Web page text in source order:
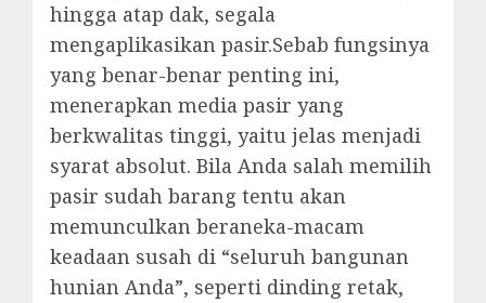
hingga atap dak, segala
mengaplikasikan pasir.Sebab fungsinya
yang benar-benar penting ini,
menerapkan media pasir yang
berkwalitas tinggi, yaitu jelas menjadi
syarat absolut. Bila Anda salah memilih
pasir sudah barang tentu akan
memunculkan beraneka-macam
keadaan susah di “seluruh bangunan
hunian Anda”, seperti dinding retak,